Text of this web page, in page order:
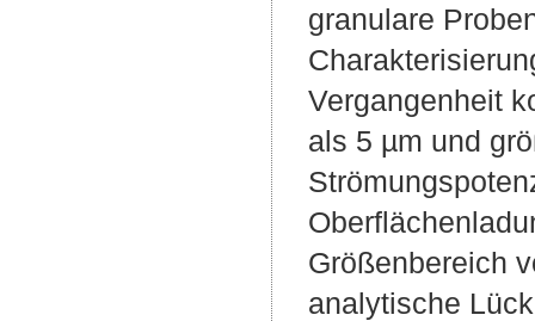
granulare
Vergangenheit
als 5 µm und
Größenbereich
analytische